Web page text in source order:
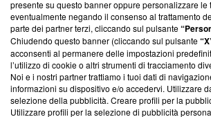
conformità agli standard.
Su di noi
Team editoriale
Corporate
Redazione
presente su questo banner oppure personalizzare le
eventualmente negando il consenso al trattamento
parte dei partner terzi, cliccando sul pulsante
Chiudendo questo banner (cliccando sul pulsante
acconsenti al permanere delle impostazioni
l’utilizzo di cookie o altri strumenti di tracciamento
Noi e i nostri partner trattiamo i tuoi dati di
informazioni su dispositivo e/o accedervi. Utilizzare
selezione della pubblicità. Creare profili per la
Utilizzare profili per la selezione di pubblicità